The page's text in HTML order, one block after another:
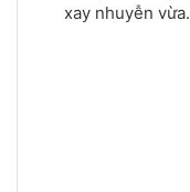
xay nhuyễn vừa.